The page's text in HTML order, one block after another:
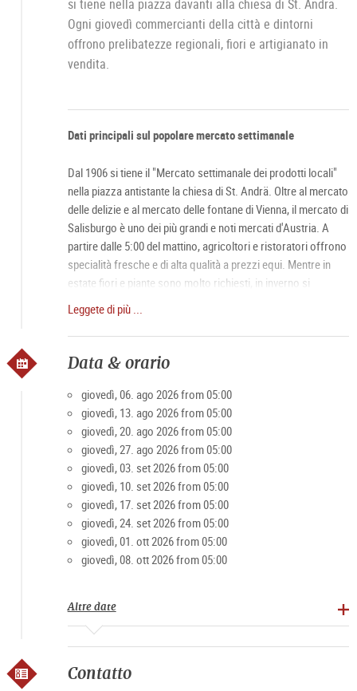
si tiene nella piazza davanti alla chiesa di St. Andrä.
Ogni giovedì commercianti della città e dintorni
offrono prelibatezze regionali, fiori e artigianato in
vendita.
Dati principali sul popolare mercato settimanale
Dal 1906 si tiene il "Mercato settimanale dei prodotti locali"
nella piazza antistante la chiesa di St. Andrä. Oltre al mercato
delle delizie e al mercato delle fontane di Vienna, il mercato di
Salisburgo è uno dei più grandi e noti mercati d'Austria. A
partire dalle 5:00 del mattino, agricoltori e ristoratori offrono
specialità fresche e di alta qualità a prezzi equi. Mentre in
estate fiori e piante sono molto richiesti, in inverno si
vendono ghirlande d'Avvento e a Pasqua i tradizionali
"Palmbuschen" presso i circa 190 stand. Chi ama la cucina
può gustare un sostanzioso pollo arrosto, una chiara zuppa
di pesce o uno snack tipico di Salisburgo presso il chiosco di
Ma da dove deriva il nome di questo famoso mercato
settimanale?
Secondo le tradizioni, il nome ha origine nei magazzini urbani
di cereali dell'edificio Schrannengebäude in piazza Mirabell e
in Schrannengasse.
Popolarità della Schranne
Sin dalle sue origini, la Schranne è popolare sia tra i turisti
avere un proprio stand.
Leggete di più ...
Data & orario
giovedì, 06. ago 2026 from 05:00
giovedì, 13. ago 2026 from 05:00
giovedì, 20. ago 2026 from 05:00
giovedì, 27. ago 2026 from 05:00
giovedì, 03. set 2026 from 05:00
giovedì, 10. set 2026 from 05:00
giovedì, 17. set 2026 from 05:00
giovedì, 24. set 2026 from 05:00
giovedì, 01. ott 2026 from 05:00
giovedì, 08. ott 2026 from 05:00
Altre date
Contatto